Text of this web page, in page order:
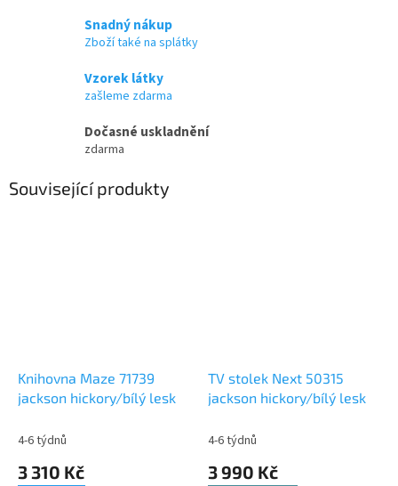
Snadný nákup
Zboží také na splátky
Vzorek látky
zašleme zdarma
Dočasné uskladnění
zdarma
Související produkty
Knihovna Maze 71739
jackson hickory/bílý lesk
4-6 týdnů
3 310 Kč
TV stolek Next 50315
jackson hickory/bílý lesk
4-6 týdnů
3 990 Kč